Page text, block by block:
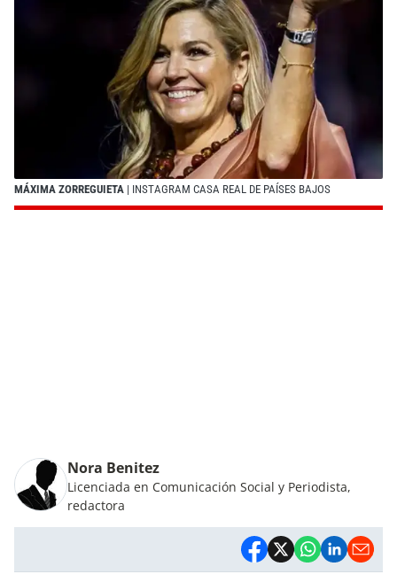
MÁXIMA ZORREGUIETA | INSTAGRAM CASA REAL DE PAÍSES BAJOS
Nora Benitez
Licenciada en Comunicación Social y Periodista,
redactora